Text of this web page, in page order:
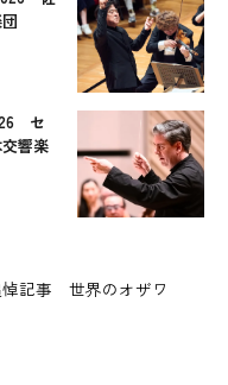
セ
響楽
悼記事 世界のオザワ